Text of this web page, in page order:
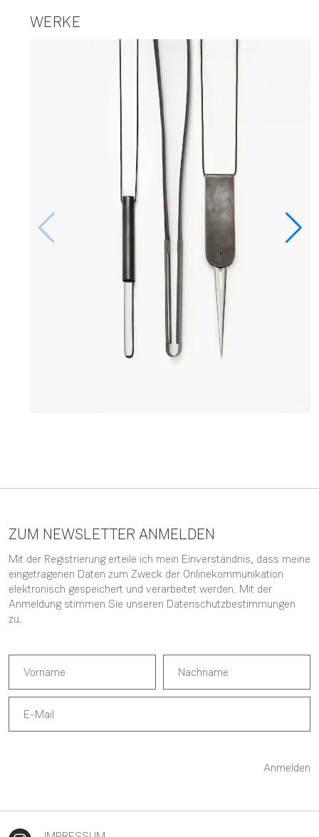
WERKE
ZUM NEWSLETTER ANMELDEN
Mit der Registrierung erteile ich mein Einverständnis, dass meine
eingetragenen Daten zum Zweck der Onlinekommunikation
elektronisch gespeichert und verarbeitet werden. Mit der
Anmeldung stimmen Sie unseren Datenschutzbestimmungen
zu.
Anmelden